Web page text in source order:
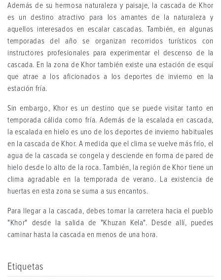
Además de su hermosa naturaleza y paisaje, la cascada de Khor
es un destino atractivo para los amantes de la naturaleza y
aquellos interesados en escalar cascadas. También, en algunas
temporadas del año se organizan recorridos turísticos con
instructores profesionales para experimentar el descenso de la
cascada. En la zona de Khor también existe una estación de esquí
que atrae a los aficionados a los deportes de invierno en la
estación fría.
Sin embargo, Khor es un destino que se puede visitar tanto en
temporada cálida como fría. Además de la escalada en cascada,
la escalada en hielo es uno de los deportes de invierno habituales
en la cascada de Khor. A medida que el clima se vuelve más frío, el
agua de la cascada se congela y desciende en forma de pared de
hielo desde lo alto de la roca. También, la región de Khor tiene un
clima agradable en la temporada de verano. La existencia de
huertas en esta zona se suma a sus encantos.
Para llegar a la cascada, debes tomar la carretera hacia el pueblo
"Khor" desde la salida de "Khuzan Kela". Desde allí, puedes
caminar hasta la cascada en menos de una hora.
Etiquetas